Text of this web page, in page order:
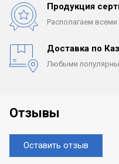
Продукция
Располагаем всеми
Доставка по
Любыми
Отзывы
Оставить отзыв